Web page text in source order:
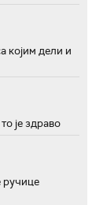
којим дели и
је здраво
ручице